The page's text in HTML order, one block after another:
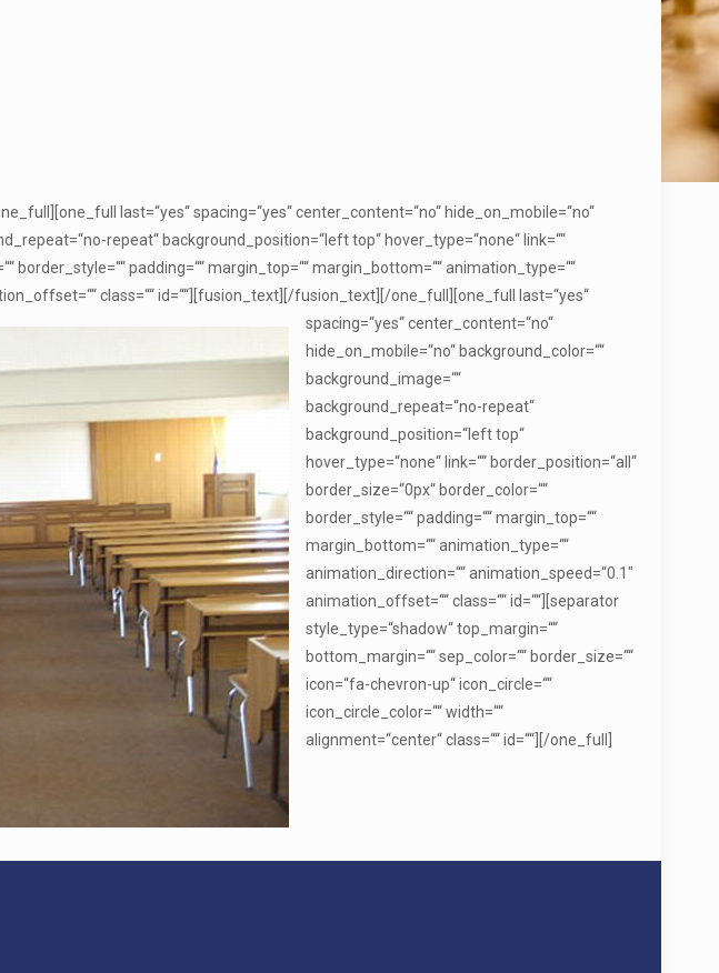
last=“yes“ spacing=“yes“ center_content=“no“ hide_on_mobile=“no“
repeat“ background_position=“left top“ hover_type=“none“ link=““
border_style=““ padding=““ margin_top=““ margin_bottom=““ animation_type=““
class=““ id=““][fusion_text] [/fusion_text][/one_full][one_full last=“yes“
spacing=“yes“ center_content=“no“
hide_on_mobile=“no“ background_color=““
background_image=““
background_repeat=“no-repeat“
background_position=“left top“
hover_type=“none“ link=““ border_position=“all“
border_size=“0px“ border_color=““
border_style=““ padding=““ margin_top=““
margin_bottom=““ animation_type=““
animation_direction=““ animation_speed=“0.1″
animation_offset=““ class=““ id=““][separator
style_type=“shadow“ top_margin=““
bottom_margin=““ sep_color=““ border_size=““
icon=“fa-chevron-up“ icon_circle=““
icon_circle_color=““ width=““
alignment=“center“ class=““ id=““][/one_full]